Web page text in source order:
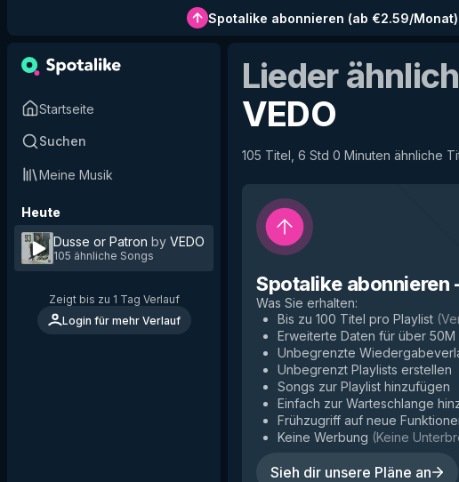
Spotalike abonnieren (ab €2.59/Monat)
Startseite
Suchen
Meine Musik
Heute
Dusse or Patron by VEDO
105 ähnliche Songs
Zeigt bis zu 1 Tag Verlauf
Login für mehr Verlauf
Lieder
VEDO
105 Titel, 6 Std 0 Minuten ähnliche
Spotalike abonnieren
Was Sie erhalten:
Bis zu 100 Titel pro Playlist (
Erweiterte Daten für über 50M
Unbegrenzte
Unbegrenzt Playlists erstellen
Songs zur Playlist hinzufügen
Einfach zur Warteschlange
Frühzugriff auf neue
Keine Werbung (Keine
Sieh dir unsere Pläne an